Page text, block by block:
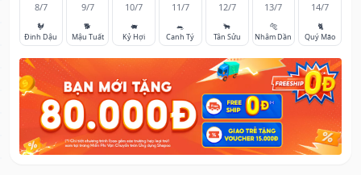
8/7
🐓
Đinh Dậu
9/7
🐕
Mậu Tuất
10/7
🐖
Kỷ Hợi
11/7
🐀
Canh Tý
12/7
🐂
Tân Sửu
13/7
🐅
Nhâm Dần
14/7
🐈
Quý Mão